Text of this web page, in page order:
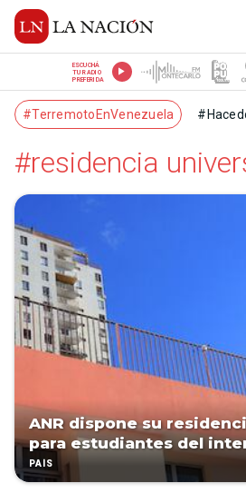
ESCUCHÁ
TU RADIO
PREFERIDA
#TerremotoEnVenezuela
#residencia
ANR dispone su
para estudiantes del
PAÍS